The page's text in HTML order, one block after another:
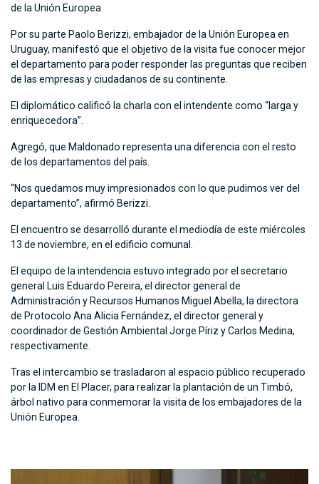
de la Unión Europea
Por su parte Paolo Berizzi, embajador de la Unión Europea en
Uruguay, manifestó que el objetivo de la visita fue conocer mejor
el departamento para poder responder las preguntas que reciben
de las empresas y ciudadanos de su continente.
El diplomático calificó la charla con el intendente como “larga y
enriquecedora”.
Agregó, que Maldonado representa una diferencia con el resto
de los departamentos del país.
“Nos quedamos muy impresionados con lo que pudimos ver del
departamento”, afirmó Berizzi.
El encuentro se desarrolló durante el mediodía de este miércoles
13 de noviembre, en el edificio comunal.
El equipo de la intendencia estuvo integrado por el secretario
general Luis Eduardo Pereira, el director general de
Administración y Recursos Humanos Miguel Abella, la directora
de Protocolo Ana Alicia Fernández, el director general y
coordinador de Gestión Ambiental Jorge Píriz y Carlos Medina,
respectivamente.
Tras el intercambio se trasladaron al espacio público recuperado
por la IDM en El Placer, para realizar la plantación de un Timbó,
árbol nativo para conmemorar la visita de los embajadores de la
Unión Europea.